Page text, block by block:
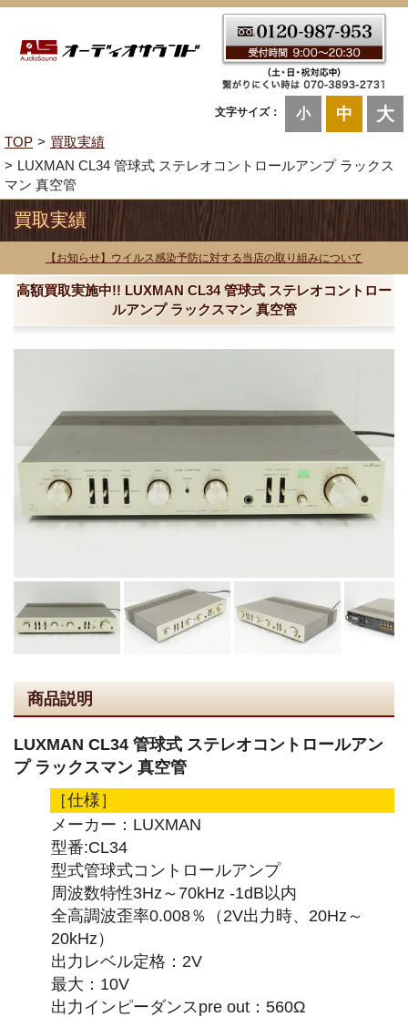
文字サイズ： 小 中 大
TOP
買取実績
LUXMAN CL34 管球式 ステレオコントロールアンプ ラックス
マン 真空管
買取実績
【お知らせ】ウイルス感染予防に対する当店の取り組みについて
高額買取実施中!! LUXMAN CL34 管球式 ステレオコントロー
ルアンプ ラックスマン 真空管
商品説明
LUXMAN CL34 管球式 ステレオコントロールアン
プ ラックスマン 真空管
［仕様］
メーカー：LUXMAN
型番:CL34
型式管球式コントロールアンプ
周波数特性3Hz～70kHz -1dB以内
全高調波歪率0.008％（2V出力時、20Hz～
20kHz）
出力レベル定格：2V
最大：10V
出力インピーダンスpre out：560Ω